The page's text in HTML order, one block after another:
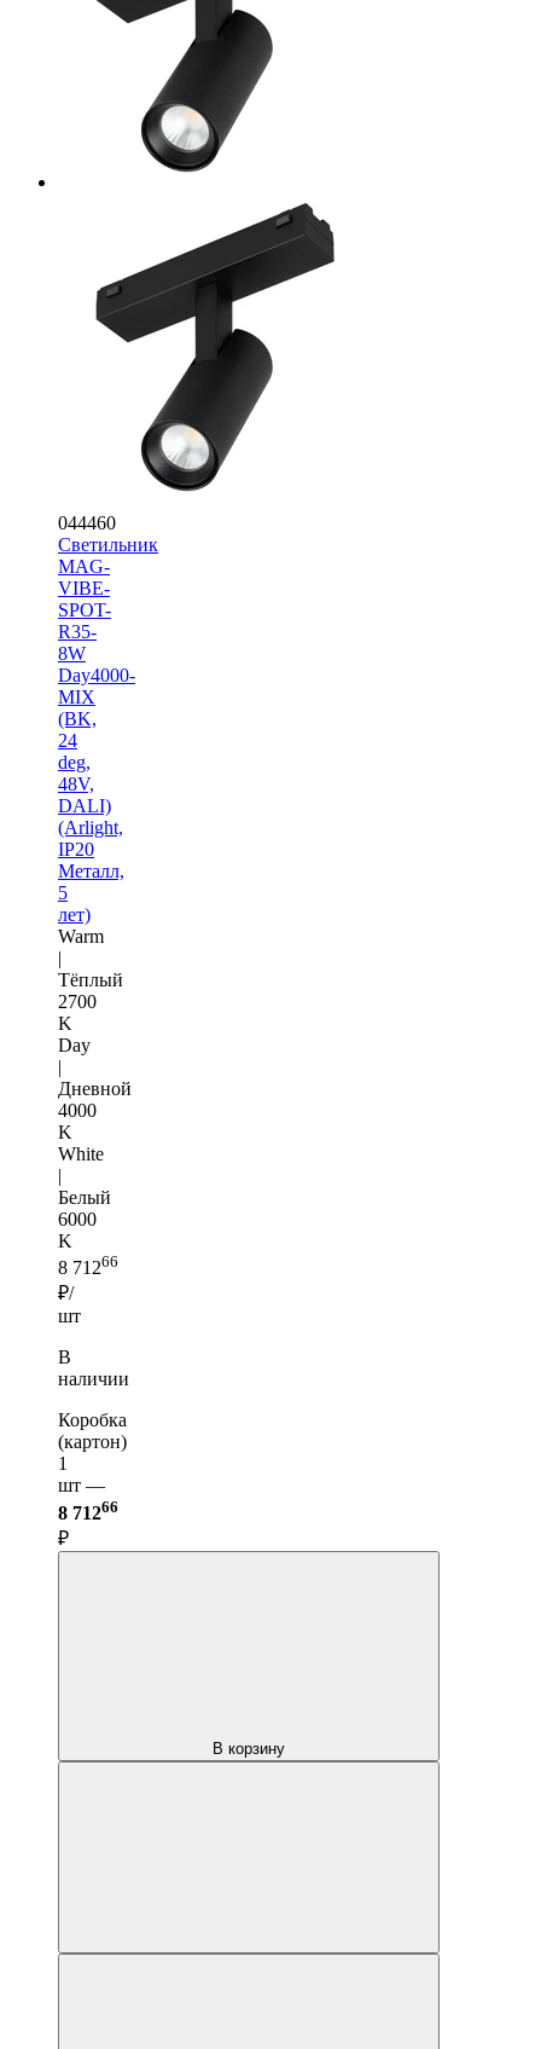
044460
Светильник
MAG-
VIBE-
SPOT-
R35-
8W
Day4000-
MIX
(BK,
24
deg,
48V,
DALI)
(Arlight,
IP20
Металл,
5
лет)
Warm
|
Тёплый
2700
K
Day
|
Дневной
4000
K
White
|
Белый
6000
K
8 71266
₽/
шт
В
наличии
Коробка
(картон)
1
шт —
8 71266
₽
В корзину